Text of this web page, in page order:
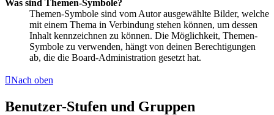
Was sind Themen-Symbole?
Themen-Symbole sind vom Autor ausgewählte Bilder, welche
mit einem Thema in Verbindung stehen können, um dessen
Inhalt kennzeichnen zu können. Die Möglichkeit, Themen-
Symbole zu verwenden, hängt von deinen Berechtigungen
ab, die die Board-Administration gesetzt hat.
Nach oben
Benutzer-Stufen und Gruppen